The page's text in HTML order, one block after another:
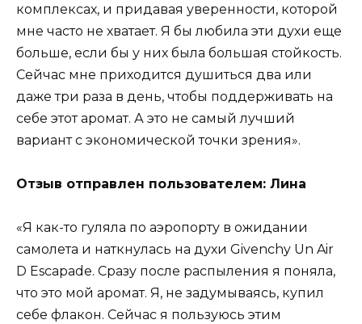
комплексах, и придавая уверенности, которой
мне часто не хватает. Я бы любила эти духи еще
больше, если бы у них была большая стойкость.
Сейчас мне приходится душиться два или
даже три раза в день, чтобы поддерживать на
себе этот аромат. А это не самый лучший
вариант с экономической точки зрения».
Отзыв отправлен пользователем: Лина
«Я как-то гуляла по аэропорту в ожидании
самолета и наткнулась на духи Givenchy Un Air
D Escapade. Сразу после распыления я поняла,
что это мой аромат. Я, не задумываясь, купил
себе флакон. Сейчас я пользуюсь этим